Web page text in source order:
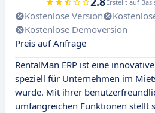
Erstellt auf
Kostenlose Version
Kostenlose Demoversion
Preis auf Anfrage
RentalMan ERP ist eine
speziell für Unternehmen im
wurde. Mit ihrer
umfangreichen Funktionen stellt